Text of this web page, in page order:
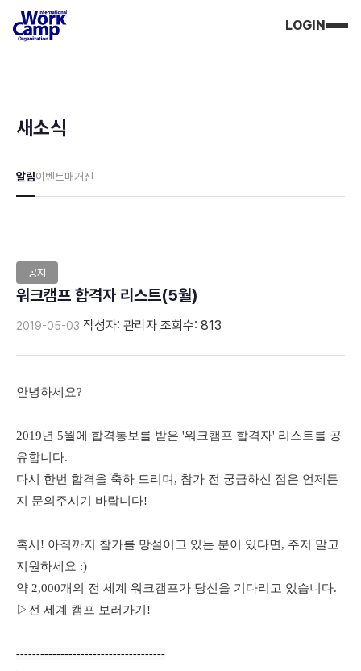
LOGIN
새소식
알림이벤트매거진
공지
워크캠프 합격자 리스트(5월)
2019-05-03 작성자: 관리자 조회수: 813
안녕하세요?
2019년 5월에 합격통보를 받은 '워크캠프 합격자' 리스트를 공
유합니다.
다시 한번 합격을 축하 드리며, 참가 전 궁금하신 점은 언제든
지 문의주시기 바랍니다!
혹시! 아직까지 참가를 망설이고 있는 분이 있다면, 주저 말고
지원하세요 :)
약 2,000개의 전 세계 워크캠프가 당신을 기다리고 있습니다.
▷전 세계 캠프 보러가기!
-------------------------------------